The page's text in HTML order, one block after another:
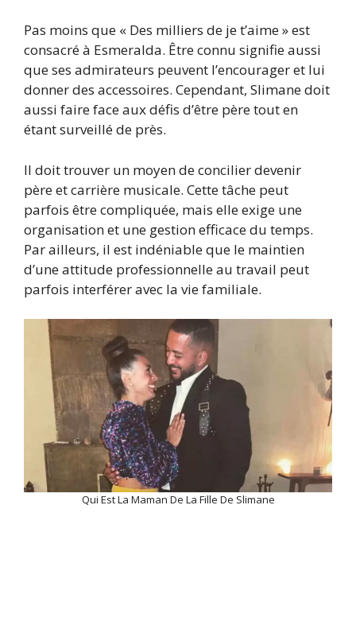
Pas moins que « Des milliers de je t’aime » est
consacré à Esmeralda. Être connu signifie aussi
que ses admirateurs peuvent l’encourager et lui
donner des accessoires. Cependant, Slimane doit
aussi faire face aux défis d’être père tout en
étant surveillé de près.
Il doit trouver un moyen de concilier devenir
père et carrière musicale. Cette tâche peut
parfois être compliquée, mais elle exige une
organisation et une gestion efficace du temps.
Par ailleurs, il est indéniable que le maintien
d’une attitude professionnelle au travail peut
parfois interférer avec la vie familiale.
Qui Est La Maman De La Fille De Slimane